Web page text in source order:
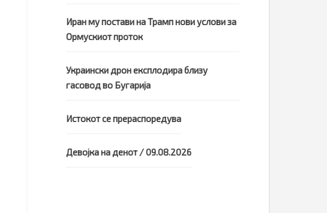
Иран му постави на Трамп нови услови за
Ормускиот проток
Украински дрон експлодира близу
гасовод во Бугарија
Истокот се прераспоредува
Девојка на денот / 09.08.2026